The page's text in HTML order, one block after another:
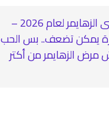
رعاية المسنين مرضى الزهايمر لعام 2026 –
يمكن تضعف.. بس الحب
مرض الزهايمر من أكتر